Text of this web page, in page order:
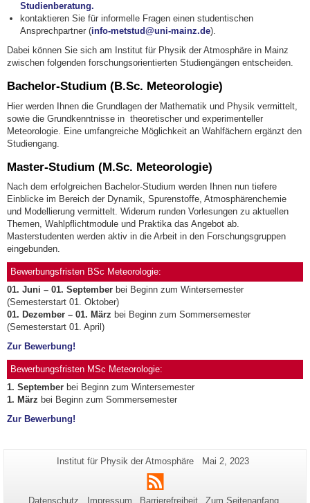
Studienberatung.
kontaktieren Sie für informelle Fragen einen studentischen
Ansprechpartner (info-metstud@uni-mainz.de).
Dabei können Sie sich am Institut für Physik der Atmosphäre in Mainz
zwischen folgenden forschungsorientierten Studiengängen entscheiden.
Bachelor-Studium (B.Sc. Meteorologie)
Hier werden Ihnen die Grundlagen der Mathematik und Physik vermittelt,
sowie die Grundkenntnisse in theoretischer und experimenteller
Meteorologie. Eine umfangreiche Möglichkeit an Wahlfächern ergänzt den
Studiengang.
Master-Studium (M.Sc. Meteorologie)
Nach dem erfolgreichen Bachelor-Studium werden Ihnen nun tiefere
Einblicke im Bereich der Dynamik, Spurenstoffe, Atmosphärenchemie
und Modellierung vermittelt. Widerum runden Vorlesungen zu aktuellen
Themen, Wahlpflichtmodule und Praktika das Angebot ab.
Masterstudenten werden aktiv in die Arbeit in den Forschungsgruppen
eingebunden.
Bewerbungsfristen BSc Meteorologie:
01. Juni – 01. September bei Beginn zum Wintersemester
(Semesterstart 01. Oktober)
01. Dezember – 01. März bei Beginn zum Sommersemester
(Semesterstart 01. April)
Zur Bewerbung!
Bewerbungsfristen MSc Meteorologie:
1. September bei Beginn zum Wintersemester
1. März bei Beginn zum Sommersemester
Zur Bewerbung!
Zusätzliche
Informationen
zu
Seiten-
Institut für Physik der Atmosphäre
Letzte
Mai 2, 2023
RSS
Datenschutz Impressum Barrierefreiheit Zum Seitenanfang